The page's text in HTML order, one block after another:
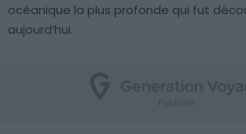
océanique la plus profonde qui fut
aujourd’hui.